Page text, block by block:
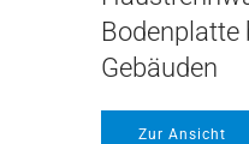
Bodenplatte
Gebäuden
Zur Ansicht